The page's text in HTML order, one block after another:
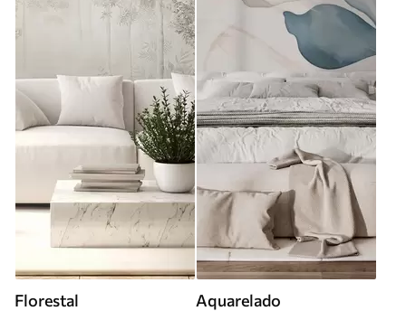
Florestal Aquarelado